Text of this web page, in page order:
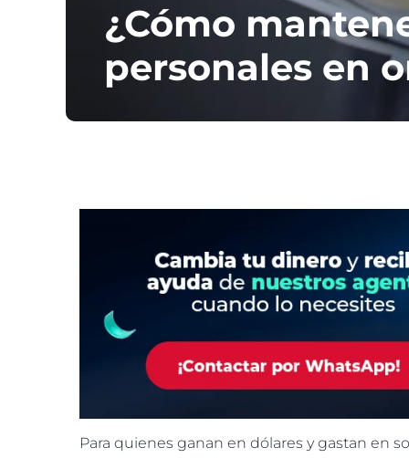
¿Cómo
personales en
Para quienes ganan en dólares y gastan en